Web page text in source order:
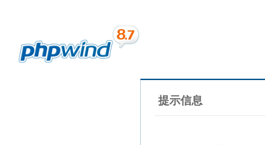
提示信息